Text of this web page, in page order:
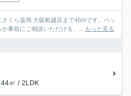
くら薬局 大阪船越店まで46mです。ペッ
事前にご相談いただける、... もっと見る
㎡ / 2LDK